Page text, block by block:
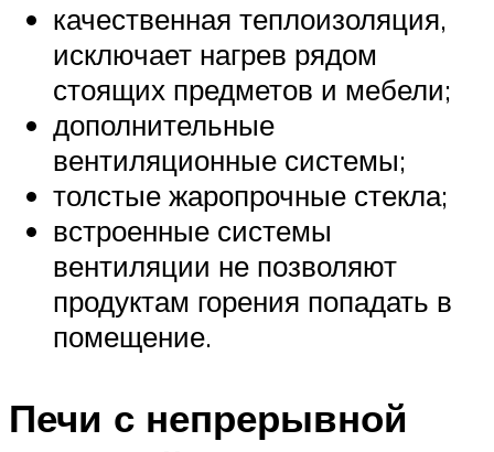
качественная теплоизоляция,
исключает нагрев рядом
стоящих предметов и мебели;
дополнительные
вентиляционные системы;
толстые жаропрочные стекла;
встроенные системы
вентиляции не позволяют
продуктам горения попадать в
помещение.
Печи с непрерывной